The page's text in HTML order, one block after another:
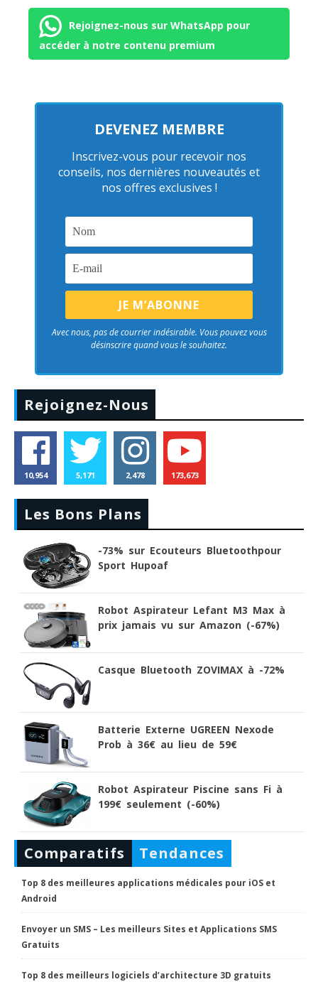
Rejoignez-nous sur WhatsApp pour
accéder à notre contenu premium
DEVENEZ MEMBRE
Inscrivez-vous pour recevoir nos
conseils, nos dernières nouveautés et
nos offres exclusives !
Avec nous, pas de courrier indésirable. Vous pouvez vous
désinscrire quand vous le souhaitez.
Rejoignez-Nous
10,954 5,171 2,478 173,673
Les Bons Plans
-73% sur Ecouteurs Bluetoothpour
Sport Hupoaf
Robot Aspirateur Lefant M3 Max à
prix jamais vu sur Amazon (-67%)
Casque Bluetooth ZOVIMAX à -72%
Batterie Externe UGREEN Nexode
Prob à 36€ au lieu de 59€
Robot Aspirateur Piscine sans Fi à
199€ seulement (-60%)
Comparatifs Tendances
Top 8 des meilleures applications médicales pour iOS et
Android
Envoyer un SMS – Les meilleurs Sites et Applications SMS
Gratuits
Top 8 des meilleurs logiciels d’architecture 3D gratuits